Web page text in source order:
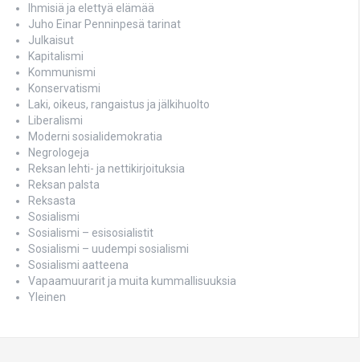
Ihmisiä ja elettyä elämää
Juho Einar Penninpesä tarinat
Julkaisut
Kapitalismi
Kommunismi
Konservatismi
Laki, oikeus, rangaistus ja jälkihuolto
Liberalismi
Moderni sosialidemokratia
Negrologeja
Reksan lehti- ja nettikirjoituksia
Reksan palsta
Reksasta
Sosialismi
Sosialismi – esisosialistit
Sosialismi – uudempi sosialismi
Sosialismi aatteena
Vapaamuurarit ja muita kummallisuuksia
Yleinen